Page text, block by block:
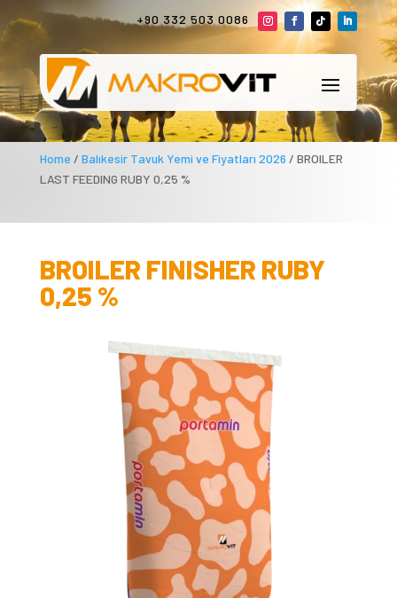
+90 332 503 0086
Home / Balıkesir Tavuk Yemi ve Fiyatları 2026 / BROILER
LAST FEEDING RUBY 0,25 %
BROILER FINISHER RUBY
0,25 %